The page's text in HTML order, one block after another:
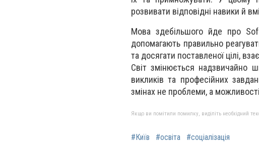
розвивати відповідні навики й
Мова здебільшого йде про Soft
допомагають правильно
та досягати поставленої цілі,
Світ змінюється надзвичайно
викликів та професійних
змінах не проблеми, а
Якщо ви помітили помилку, виділіть необхідний
#Київ #освіта #соціалізація